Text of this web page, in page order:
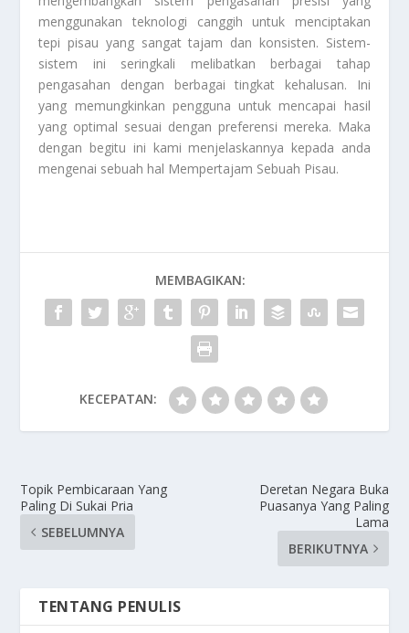
menggunakan teknologi canggih untuk menciptakan
tepi pisau yang sangat tajam dan konsisten. Sistem-
sistem ini seringkali melibatkan berbagai tahap
pengasahan dengan berbagai tingkat kehalusan. Ini
yang memungkinkan pengguna untuk mencapai hasil
yang optimal sesuai dengan preferensi mereka. Maka
dengan begitu ini kami menjelaskannya kepada anda
mengenai sebuah hal Mempertajam Sebuah Pisau.
MEMBAGIKAN:
KECEPATAN:
Topik Pembicaraan Yang
Paling Di Sukai Pria
SEBELUMNYA
Deretan Negara Buka
Puasanya Yang Paling
Lama
BERIKUTNYA
TENTANG PENULIS